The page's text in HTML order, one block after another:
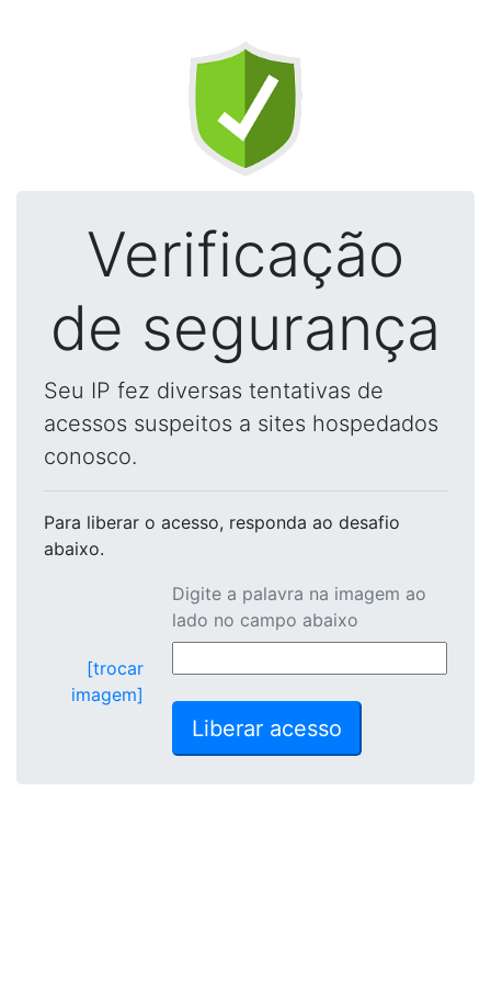
Verificação
de segurança
Seu IP fez diversas tentativas de
acessos suspeitos a sites hospedados
conosco.
Para liberar o acesso, responda ao desafio
abaixo.
[trocar
imagem]
Digite a palavra na imagem ao
lado no campo abaixo